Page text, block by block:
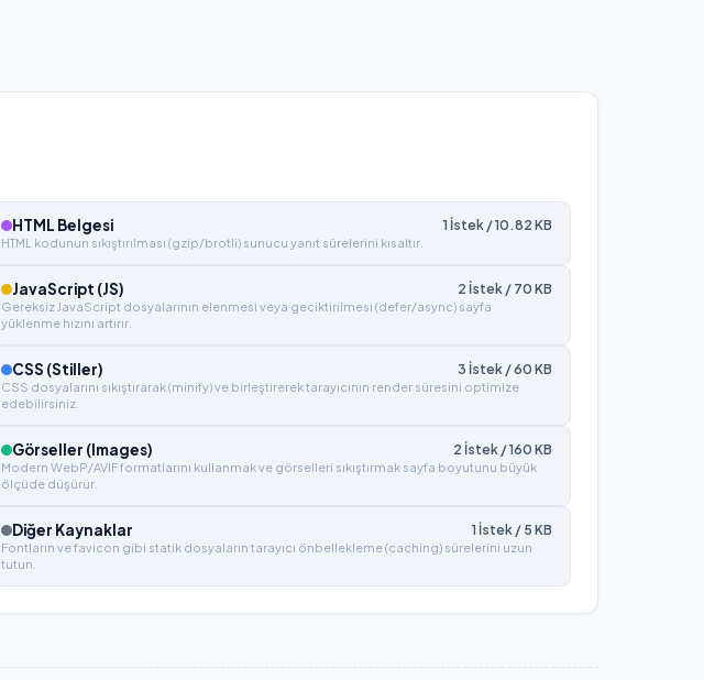
HTML Belgesi 1 İstek /10.82 KB
HTML kodunun sıkıştırılması (gzip/brotli) sunucu yanıt sürelerini kısaltır.
JavaScript (JS) 2 İstek / 70 KB
Gereksiz JavaScript dosyalarının elenmesi veya geciktirilmesi (defer/async) sayfa
yüklenme hızını artırır.
CSS (Stiller) 3 İstek /60 KB
CSS dosyalarını sıkıştırarak (minify) ve birleştirerek tarayıcının render süresini optimize
edebilirsiniz.
Görseller (Images) 2 İstek /160 KB
Modern WebP/AVIF formatlarını kullanmak ve görselleri sıkıştırmak sayfa boyutunu büyük
ölçüde düşürür.
Diğer Kaynaklar 1 İstek / 5 KB
Fontların ve favicon gibi statik dosyaların tarayıcı önbellekleme (caching) sürelerini uzun
tutun.